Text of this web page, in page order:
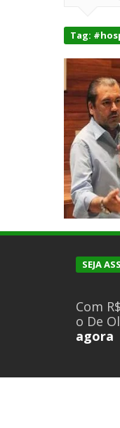
Tag:
SEJA
Com
o De
agora